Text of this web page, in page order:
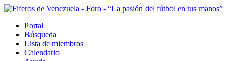
Portal
Búsqueda
Lista de miembros
Calendario